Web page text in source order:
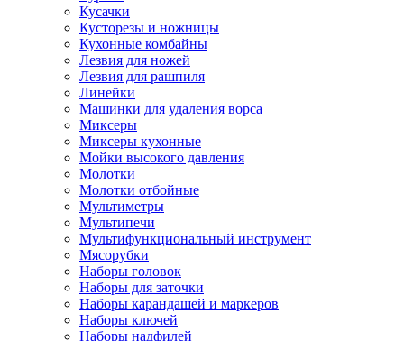
Кусачки
Кусторезы и ножницы
Кухонные комбайны
Лезвия для ножей
Лезвия для рашпиля
Линейки
Машинки для удаления ворса
Миксеры
Миксеры кухонные
Мойки высокого давления
Молотки
Молотки отбойные
Мультиметры
Мультипечи
Мультифункциональный инструмент
Мясорубки
Наборы головок
Наборы для заточки
Наборы карандашей и маркеров
Наборы ключей
Наборы надфилей